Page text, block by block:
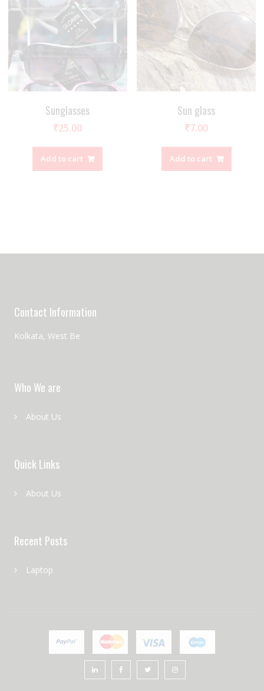
Sunglasses
₹25.00
Add to cart
Sun glass
₹7.00
Add to cart
Contact Information
Kolkata, West Be
Who We are
About Us
Quick Links
About Us
Recent Posts
Laptop